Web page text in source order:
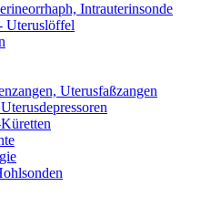
Intrauterinsonde
Uteruslöffel
Uterusfaßzangen